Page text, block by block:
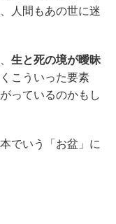
人間もあの世に迷
生と死の境が曖昧
こういった要素
っているのかもし
でいう「お盆」に